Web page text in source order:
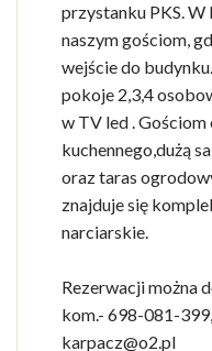
przystanku PKS.
naszym gościom,
wejście do
pokoje 2,3,4
w TV led .
kuchennego,dużą
oraz taras
znajduje się
narciarskie.
Rezerwacji można
kom.- 698-081-
karpacz@o2.pl